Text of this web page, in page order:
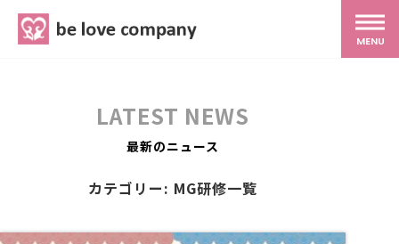
MENU
LATEST NEWS
最新のニュース
カテゴリー: MG研修一覧